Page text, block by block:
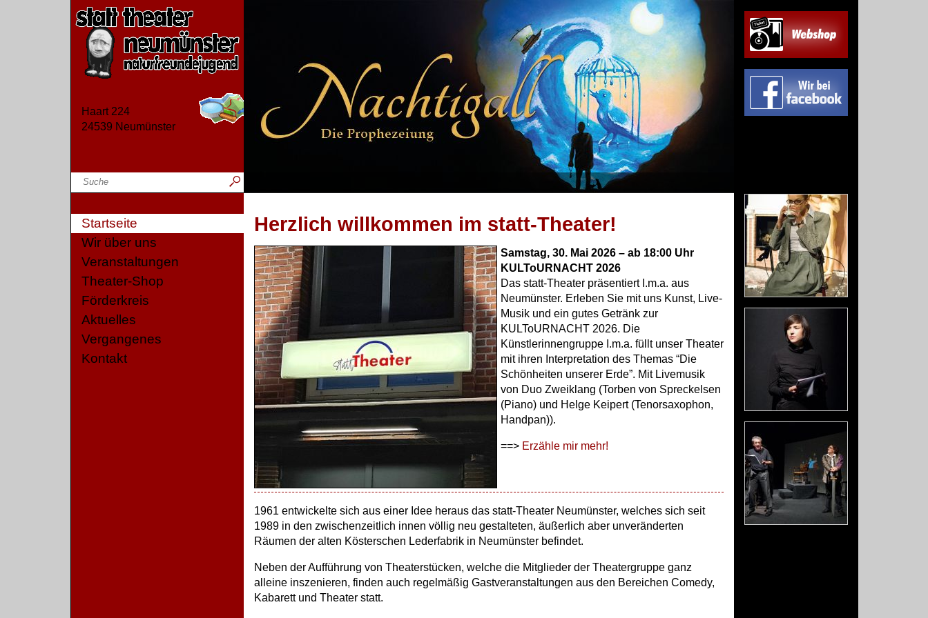
Haart 224
24539 Neumünster
Startseite
Wir über uns
Veranstaltungen
Theater-Shop
Förderkreis
Aktuelles
Vergangenes
Kontakt
Herzlich willkommen im statt-Theater!
Samstag, 30. Mai 2026 – ab 18:00 Uhr
KULToURNACHT 2026
Das statt-Theater präsentiert I.m.a. aus
Neumünster. Erleben Sie mit uns Kunst, Live-
Musik und ein gutes Getränk zur
KULToURNACHT 2026. Die
Künstlerinnengruppe I.m.a. füllt unser Theater
mit ihren Interpretation des Themas “Die
Schönheiten unserer Erde”. Mit Livemusik
von Duo Zweiklang (Torben von Spreckelsen
(Piano) und Helge Keipert (Tenorsaxophon,
Handpan)).
==> Erzähle mir mehr!
1961 entwickelte sich aus einer Idee heraus das statt-Theater Neumünster, welches sich seit
1989 in den zwischenzeitlich innen völlig neu gestalteten, äußerlich aber unveränderten
Räumen der alten Kösterschen Lederfabrik in Neumünster befindet.
Neben der Aufführung von Theaterstücken, welche die Mitglieder der Theatergruppe ganz
alleine inszenieren, finden auch regelmäßig Gastveranstaltungen aus den Bereichen Comedy,
Kabarett und Theater statt.